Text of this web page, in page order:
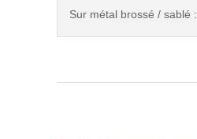
Sur métal brossé / sablé :